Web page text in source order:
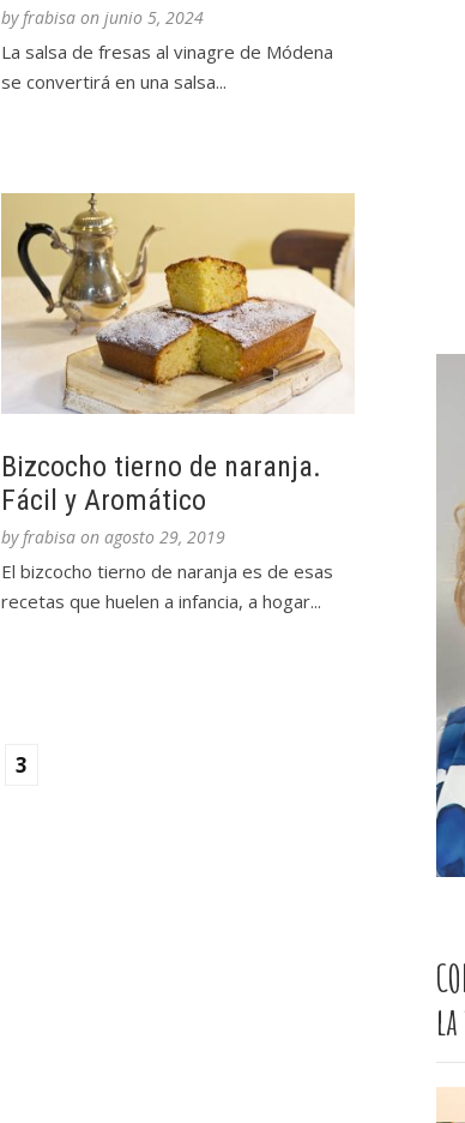
byfrabisa on junio 5, 2024
La salsa de fresas al vinagre de Módena
se convertirá en una salsa...
Bizcocho tierno de naranja.
Fácil y Aromático
byfrabisa on agosto 29, 2019
El bizcocho tierno de naranja es de esas
recetas que huelen a infancia, a hogar...
3